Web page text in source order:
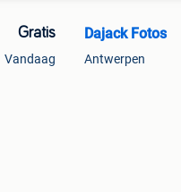
Gratis
Vandaag
Dajack Fotos
Antwerpen